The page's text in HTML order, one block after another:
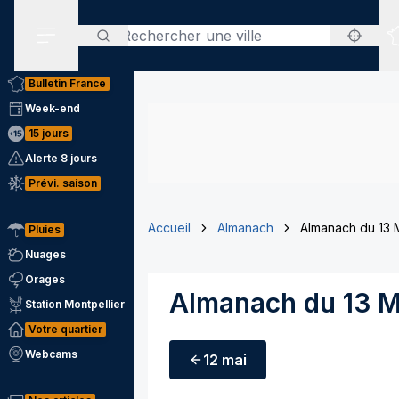
Rechercher
Bulletin France
Week-end
15 jours
Alerte 8 jours
Prévi. saison
Pluies
Nuages
Orages
Station Montpellier
Votre quartier
Webcams
Accueil Almanach Almanach du 13
Almanach du 13
12 mai